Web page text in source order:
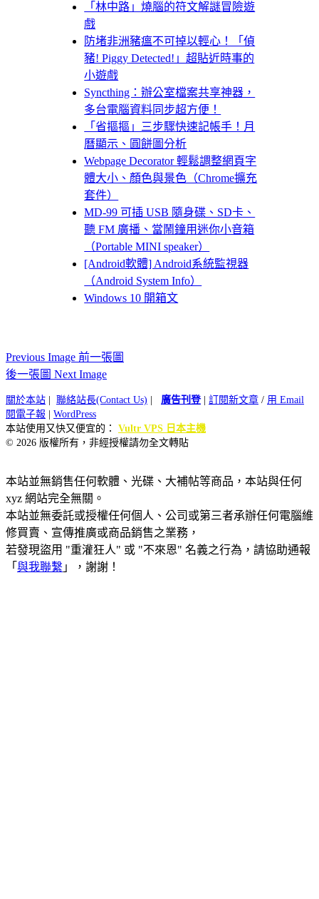
「林中路」燒腦的符文解謎冒險遊
戲
防堵非洲豬瘟不可掉以輕心！「偵
豬! Piggy Detected!」超貼近時事的
小遊戲
Syncthing：辦公室檔案共享神器，
多台電腦資料同步超方便！
「省摳摳」三步驟快速記帳手！月
曆顯示、圓餅圖分析
Webpage Decorator 輕鬆調整網頁字
體大小、顏色與景色（Chrome擴充
套件）
MD-99 可插 USB 隨身碟、SD卡、
聽 FM 廣播、當鬧鐘用迷你小音箱
（Portable MINI speaker）
[Android軟體] Android系統監視器
（Android System Info）
Windows 10 開箱文
Previous Image 前一張圖
後一張圖 Next Image
關於本站 聯絡站長(Contact Us) 廣告刊登| 訂閱新文章 / 用 Email
閱電子報
WordPress
本站使用又快又便宜的： Vultr VPS 日本主機
© 2026 版權所有，非經授權請勿全文轉貼
本站並無銷售任何軟體、光碟、大補帖等商品，本站與任何
xyz 網站完全無關。
本站並無委託或授權任何個人、公司或第三者承辦任何電腦維
修買賣、宣傳推廣或商品銷售之業務，
若發現盜用 "重灌狂人" 或 "不來恩" 名義之行為，請協助通報
「 與我聯繫 」，謝謝！